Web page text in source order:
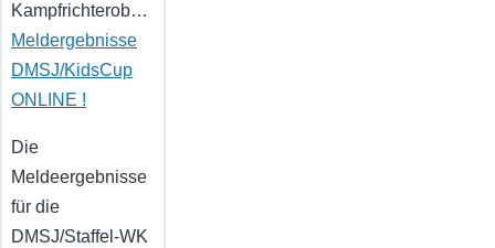
Kampfrichterob…
Meldergebnisse
DMSJ/KidsCup
ONLINE !
Die
Meldeergebnisse
für die
DMSJ/Staffel-WK